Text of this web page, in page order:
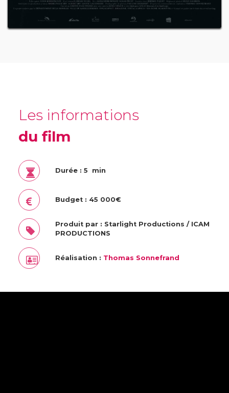
Les informations
du film
Durée : 5 min
Budget : 45 000€
Produit par : Starlight Productions / ICAM
PRODUCTIONS
Réalisation : Thomas Sonnefrand